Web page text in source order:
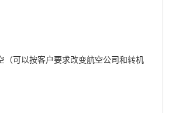
（可以按客户要求改变航空公司和转机